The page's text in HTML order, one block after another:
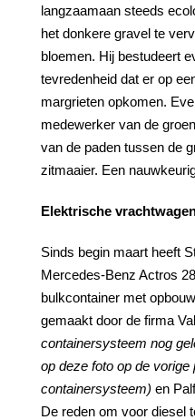
langzaamaan steeds
het donkere gravel te
bloemen. Hij bestudeert
tevredenheid dat er op
margrieten opkomen.
medewerker van de
van de paden tussen de
zitmaaier. Een
Elektrische
Sinds begin maart heeft
Mercedes-Benz Actros
bulkcontainer met
gemaakt door de firma
containersysteem nog
op deze foto op de vorige
containersysteem) en
De reden om voor diesel